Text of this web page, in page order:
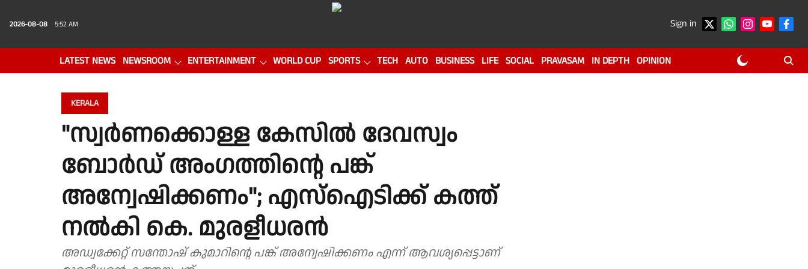
2026-08-08 5:52 AM Sign in
LATEST NEWS NEWSROOM ENTERTAINMENT WORLD CUP SPORTS TECH AUTO BUSINESS LIFE SOCIAL PRAVASAM IN DEPTH OPINION
KERALA
"സ്വർണക്കൊള്ള കേസിൽ ദേവസ്വം
ബോർഡ് അംഗത്തിൻ്റെ പങ്ക്
അന്വേഷിക്കണം"; എസ്ഐടിക്ക് കത്ത്
നൽകി കെ. മുരളീധരൻ
അഡ്വക്കേറ്റ് സന്തോഷ് കുമാറിൻ്റെ പങ്ക് അന്വേഷിക്കണം എന്ന് ആവശ്യപ്പെട്ടാണ്